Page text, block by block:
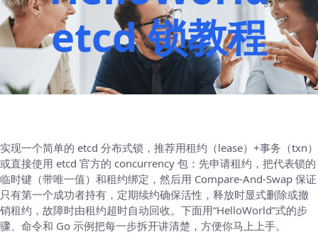
etcd 锁教程
实现一个简单的 etcd 分布式锁，推荐用租约（lease）+事务（txn）
或直接使用 etcd 官方的 concurrency 包：先申请租约，把代表锁的
临时键（带唯一值）和租约绑定，然后用 Compare-And-Swap 保证
只有第一个成功者持有，定期续约确保活性，释放时显式删除或撤
销租约，故障时由租约超时自动回收。下面用“HelloWorld”式的步
骤、命令和 Go 示例把每一步拆开讲清楚，方便你马上上手。